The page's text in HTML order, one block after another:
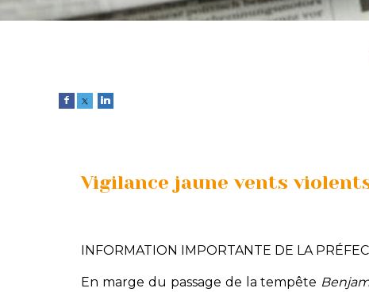
Vigilance jaune vents
INFORMATION IMPORTANTE DE LA
En marge du passage de la tempête